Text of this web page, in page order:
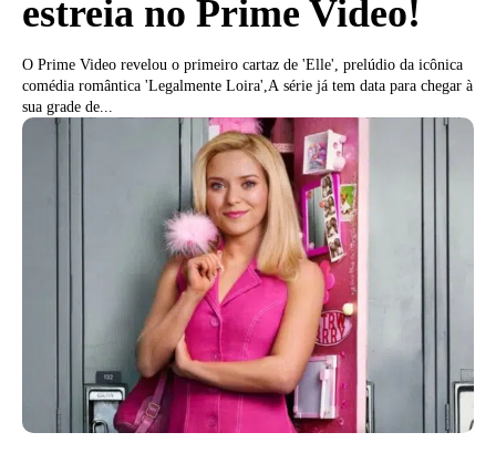
estreia no Prime Video!
O Prime Video revelou o primeiro cartaz de 'Elle', prelúdio da icônica
comédia romântica 'Legalmente Loira',A série já tem data para chegar à
sua grade de...